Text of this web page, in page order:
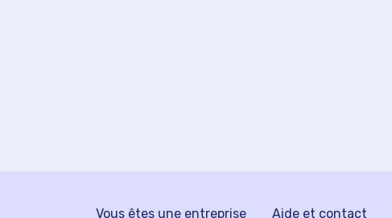
Vous êtes une entreprise Aide et contact